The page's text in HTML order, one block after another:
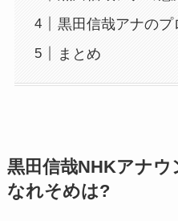
黒田信哉アナのプ
まとめ
黒田信哉NHKアナ
なれそめは?